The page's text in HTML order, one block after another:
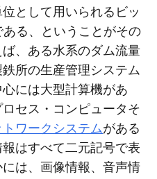
として用いられるビッ
ある、ということがその
、ある水系のダム流量
所の生産管理システム
には大型計算機があ
セス・コンピュータそ
トワークシステムがある
はすべて二元記号で表
は、画像情報、音声情